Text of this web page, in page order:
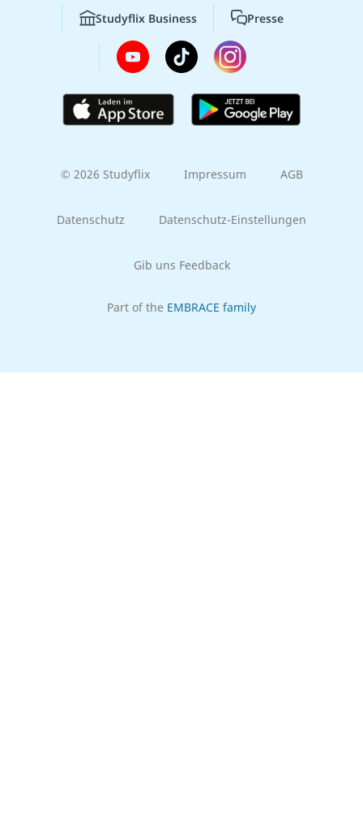
Studyflix Business Presse
© 2026 Studyflix Impressum AGB
Datenschutz Datenschutz-Einstellungen
Gib uns Feedback
Part of the EMBRACE family